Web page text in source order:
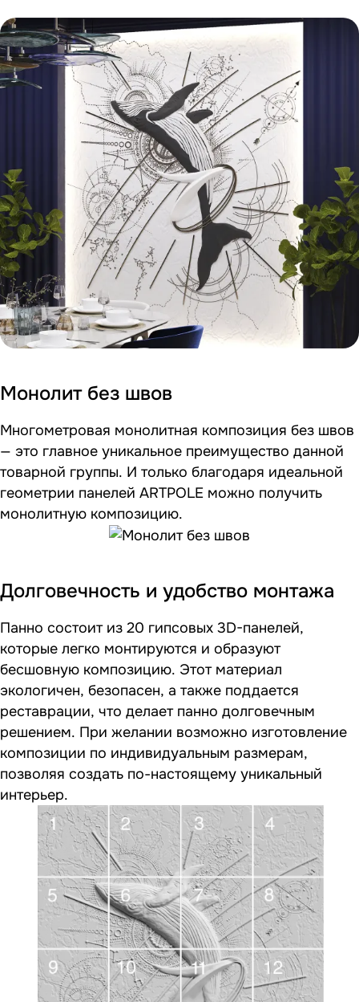
Монолит без швов
Многометровая монолитная композиция без швов
— это главное уникальное преимущество данной
товарной группы. И только благодаря идеальной
геометрии панелей ARTPOLE можно получить
монолитную композицию.
Долговечность и удобство монтажа
Панно состоит из 20 гипсовых 3D-панелей,
которые легко монтируются и образуют
бесшовную композицию. Этот материал
экологичен, безопасен, а также поддается
реставрации, что делает панно долговечным
решением. При желании возможно изготовление
композиции по индивидуальным размерам,
позволяя создать по-настоящему уникальный
интерьер.